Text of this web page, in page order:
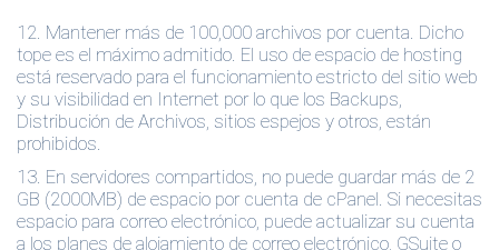
12. Mantener más de 100,000 archivos por cuenta. Dicho
tope es el máximo admitido. El uso de espacio de hosting
está reservado para el funcionamiento estricto del sitio web
y su visibilidad en Internet por lo que los Backups,
Distribución de Archivos, sitios espejos y otros, están
prohibidos.
13. En servidores compartidos, no puede guardar más de 2
GB (2000MB) de espacio por cuenta de cPanel. Si necesitas
espacio para correo electrónico, puede actualizar su cuenta
a los planes de alojamiento de correo electrónico, GSuite o